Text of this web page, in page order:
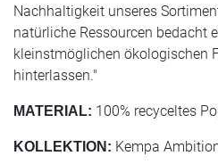
Nachhaltigkeit unseres
natürliche Ressourcen bedacht
kleinstmöglichen ökologischen
hinterlassen."
MATERIAL: 100% recyceltes
KOLLEKTION: Kempa